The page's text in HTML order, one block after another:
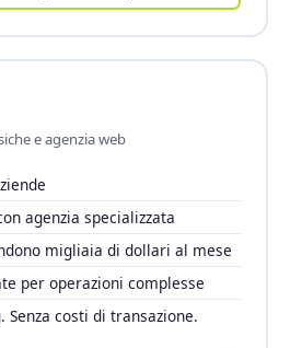
e agenzia web
agenzia specializzata
migliaia di dollari al mese
per operazioni complesse
Senza costi di transazione.